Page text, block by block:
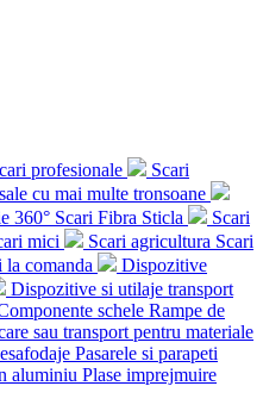
profesionale
Scari
cu mai multe tronsoane
360° Scari Fibra Sticla
Scari
mici Scari agricultura Scari
la comanda
Dispozitive
Dispozitive si utilaje transport
schele Rampe de
sau transport pentru materiale
Pasarele si parapeti
aluminiu Plase imprejmuire